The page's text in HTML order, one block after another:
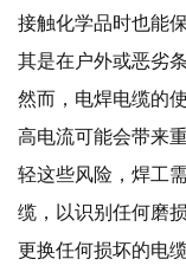
接触化学品时也能
其是在户外或恶劣
然而，电焊电缆的
高电流可能会带来
轻这些风险，焊工
缆，以识别任何磨
更换任何损坏的电